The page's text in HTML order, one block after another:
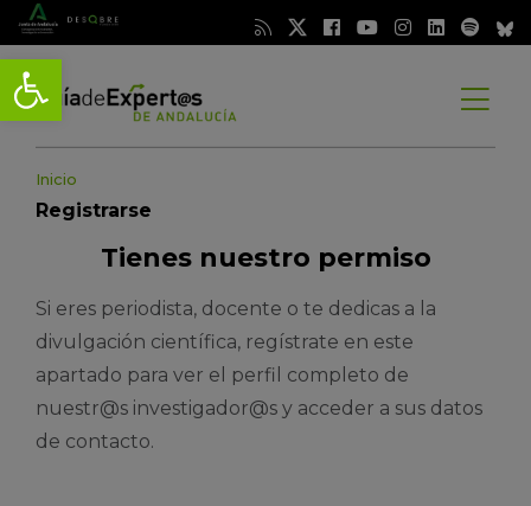
Abrir barra de herramientas
Abrir
Inicio
Registrarse
Tienes nuestro permiso
Si eres periodista, docente o te dedicas a la
divulgación científica, regístrate en este
apartado para ver el perfil completo de
nuestr@s investigador@s y acceder a sus datos
de contacto.